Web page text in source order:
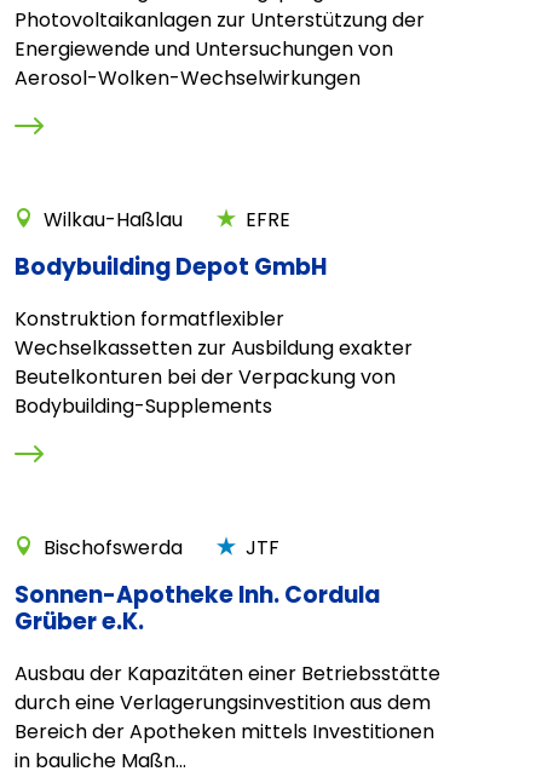
Photovoltaikanlagen zur Unterstützung der
Energiewende und Untersuchungen von
Aerosol-Wolken-Wechselwirkungen
Wilkau-Haßlau EFRE
Bodybuilding Depot GmbH
Konstruktion formatflexibler
Wechselkassetten zur Ausbildung exakter
Beutelkonturen bei der Verpackung von
Bodybuilding-Supplements
Bischofswerda JTF
Sonnen-Apotheke Inh. Cordula
Grüber e.K.
Ausbau der Kapazitäten einer Betriebsstätte
durch eine Verlagerungsinvestition aus dem
Bereich der Apotheken mittels Investitionen
in bauliche Maßn...